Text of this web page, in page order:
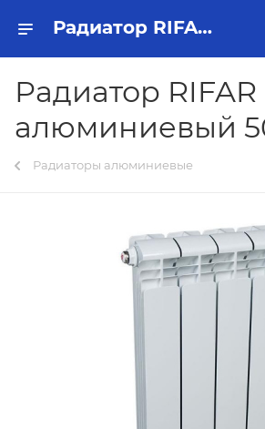
Радиатор RIFAR алюминиевый 500/4 Тольятти - купить в интернет-магазине, каталог с ценами и характеристиками
Радиатор RIFAR
алюминиевый
Радиаторы алюминиевые